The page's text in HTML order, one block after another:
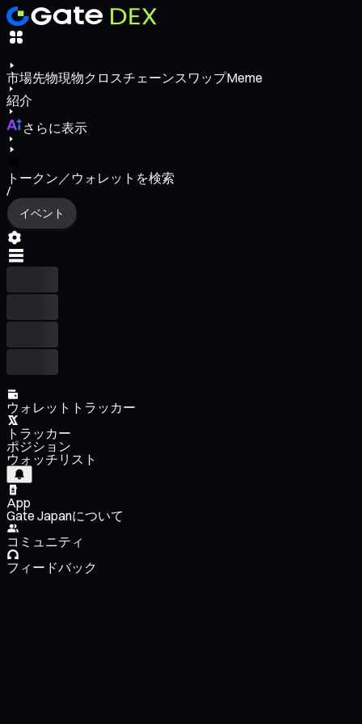
市場先物現物クロスチェーンスワップMeme
紹介
さらに表示
トークン／ウォレットを検索
/
イベント
ウォレットトラッカー
トラッカー
ポジション
ウォッチリスト
App
Gate Japanについて
コミュニティ
フィードバック